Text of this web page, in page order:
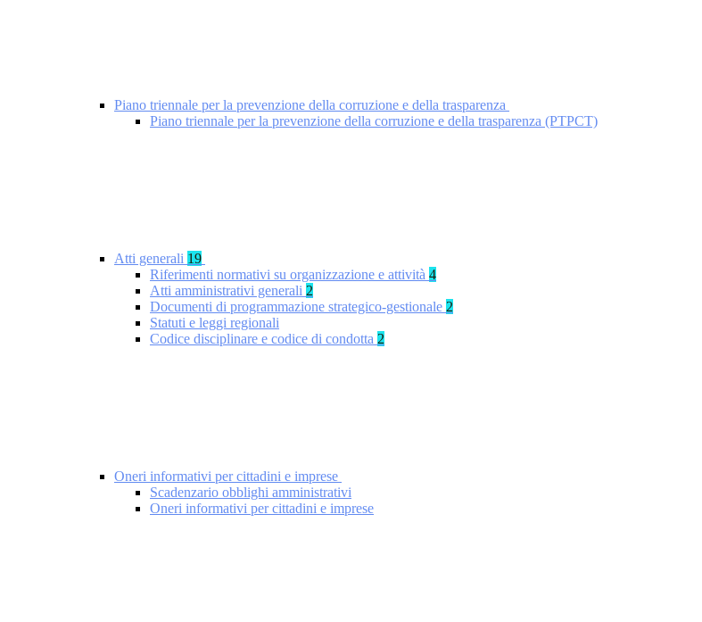
Piano triennale per la prevenzione della corruzione e della trasparenza
Piano triennale per la prevenzione della corruzione e della trasparenza (PTPCT)
Atti generali 19
Riferimenti normativi su organizzazione e attività 4
Atti amministrativi generali 2
Documenti di programmazione strategico-gestionale 2
Statuti e leggi regionali
Codice disciplinare e codice di condotta 2
Oneri informativi per cittadini e imprese
Scadenzario obblighi amministrativi
Oneri informativi per cittadini e imprese